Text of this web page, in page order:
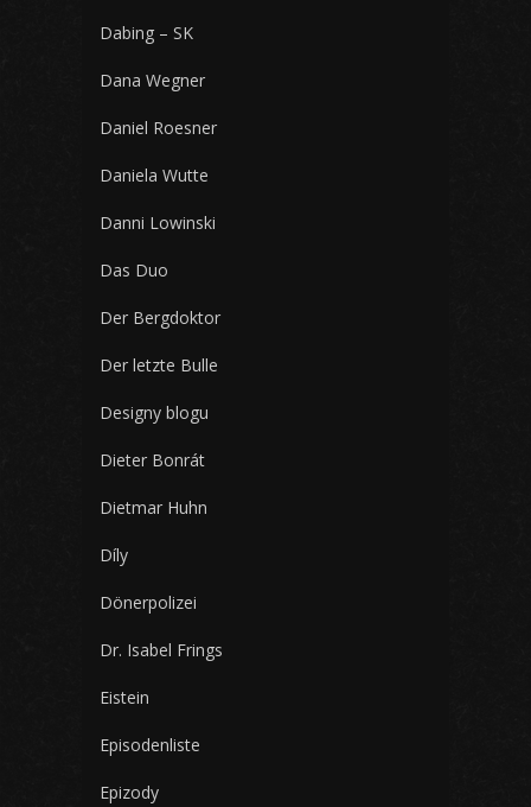
Dabing – SK
Dana Wegner
Daniel Roesner
Daniela Wutte
Danni Lowinski
Das Duo
Der Bergdoktor
Der letzte Bulle
Designy blogu
Dieter Bonrát
Dietmar Huhn
Díly
Dönerpolizei
Dr. Isabel Frings
Eistein
Episodenliste
Epizody